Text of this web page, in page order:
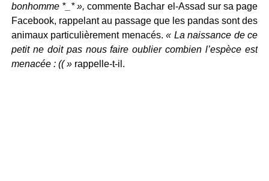
bonhomme *_* », commente Bachar el-Assad sur sa page
Facebook, rappelant au passage que les pandas sont des
animaux particulièrement menacés.« La naissance de ce
petit ne doit pas nous faire oublier combien l’espèce est
menacée : (( »rappelle-t-il.